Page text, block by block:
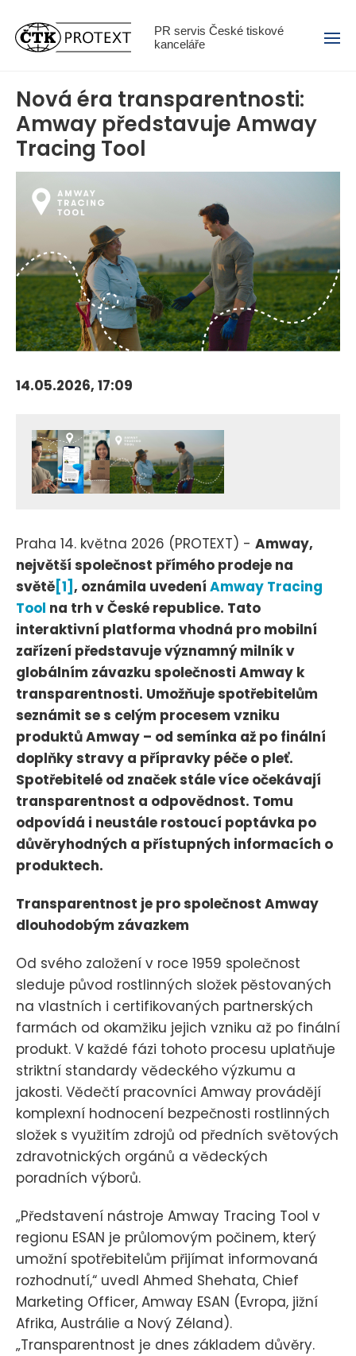
PR servis České tiskové
kanceláře
Menu
Nová éra transparentnosti:
Amway představuje Amway
Tracing Tool
14.05.2026, 17:09
Praha 14. května 2026 (PROTEXT) - Amway,
největší společnost přímého prodeje na
světě [1] , oznámila uvedení Amway Tracing
Tool na trh v České republice. Tato
interaktivní platforma vhodná pro mobilní
zařízení představuje významný milník v
globálním závazku společnosti Amway k
transparentnosti. Umožňuje spotřebitelům
seznámit se s celým procesem vzniku
produktů Amway – od semínka až po finální
doplňky stravy a přípravky péče o pleť.
Spotřebitelé od značek stále více očekávají
transparentnost a odpovědnost. Tomu
odpovídá i neustále rostoucí poptávka po
důvěryhodných a přístupných informacích o
produktech.
Transparentnost je pro společnost Amway
dlouhodobým závazkem
Od svého založení v roce 1959 společnost
sleduje původ rostlinných složek pěstovaných
na vlastních i certifikovaných partnerských
farmách od okamžiku jejich vzniku až po finální
produkt. V každé fázi tohoto procesu uplatňuje
striktní standardy vědeckého výzkumu a
jakosti. Vědečtí pracovníci Amway provádějí
komplexní hodnocení bezpečnosti rostlinných
složek s využitím zdrojů od předních světových
zdravotnických orgánů a vědeckých
poradních výborů.
„Představení nástroje Amway Tracing Tool v
regionu ESAN je průlomovým počinem, který
umožní spotřebitelům přijímat informovaná
rozhodnutí,“ uvedl Ahmed Shehata, Chief
Marketing Officer, Amway ESAN (Evropa, jižní
Afrika, Austrálie a Nový Zéland).
„Transparentnost je dnes základem důvěry.